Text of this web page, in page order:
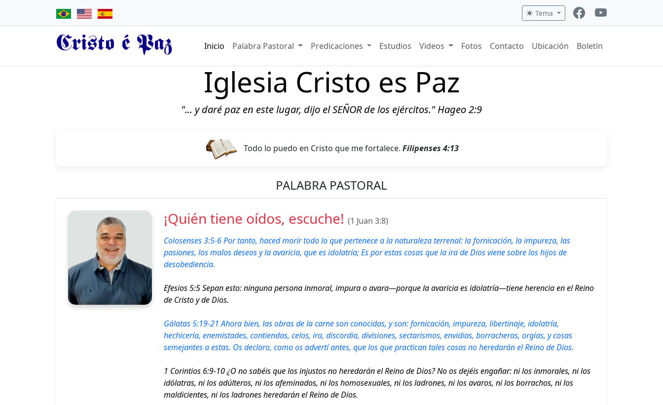
Tema
Cristo é Paz Inicio Palabra Pastoral Predicaciones Estudios Videos Fotos Contacto Ubicación Boletín
Iglesia Cristo es Paz
"... y daré paz en este lugar, dijo el SEÑOR de los ejércitos." Hageo 2:9
Todo lo puedo en Cristo que me fortalece. Filipenses 4:13
PALABRA PASTORAL
¡Quién tiene oídos, escuche! (1 Juan 3:8)
Colosenses 3:5-6 Por tanto, haced morir todo lo que pertenece a la naturaleza terrenal: la fornicación, la impureza, las
pasiones, los malos deseos y la avaricia, que es idolatría; Es por estas cosas que la ira de Dios viene sobre los hijos de
desobediencia.
Efesios 5:5 Sepan esto: ninguna persona inmoral, impura o avara—porque la avaricia es idolatría—tiene herencia en el Reino
de Cristo y de Dios.
Gálatas 5:19-21 Ahora bien, las obras de la carne son conocidas, y son: fornicación, impureza, libertinaje, idolatría,
hechicería, enemistades, contiendas, celos, ira, discordia, divisiones, sectarismos, envidias, borracheras, orgías, y cosas
semejantes a estas. Os declaro, como os advertí antes, que los que practican tales cosas no heredarán el Reino de Dios.
1 Corintios 6:9-10 ¿O no sabéis que los injustos no heredarán el Reino de Dios? No os dejéis engañar: ni los inmorales, ni los
idólatras, ni los adúlteros, ni los afeminados, ni los homosexuales, ni los ladrones, ni los avaros, ni los borrachos, ni los
maldicientes, ni los ladrones heredarán el Reino de Dios.